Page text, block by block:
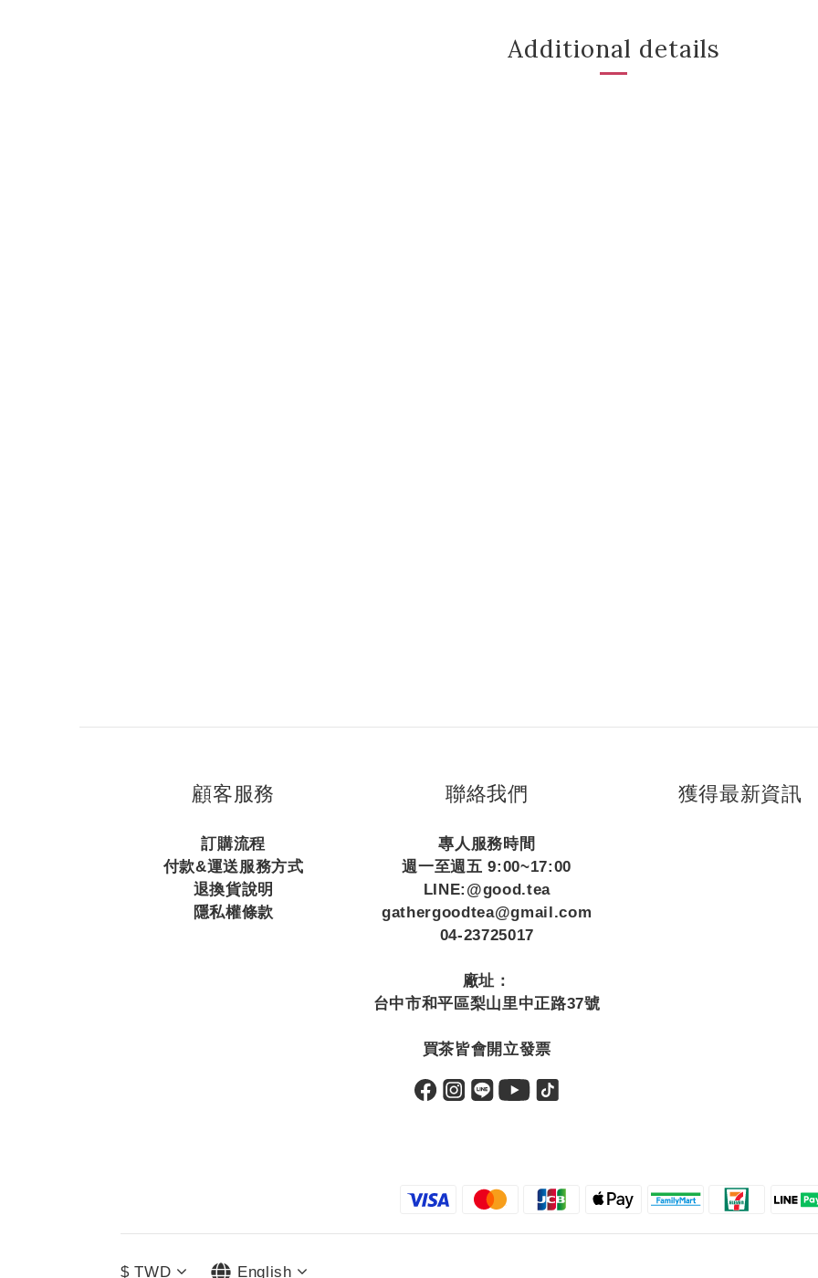
Additional details
顧客服務
訂購流程
付款&運送服務方式
退換貨說明
隱私權條款
聯絡我們
專人服務時間
週一至週五 9:00~17:00
LINE:@good.tea
gathergoodtea@gmail.com
04-23725017
廠址：
台中市和平區梨山里中正路37號
買茶皆會開立發票
獲得最新資訊
$ TWD English